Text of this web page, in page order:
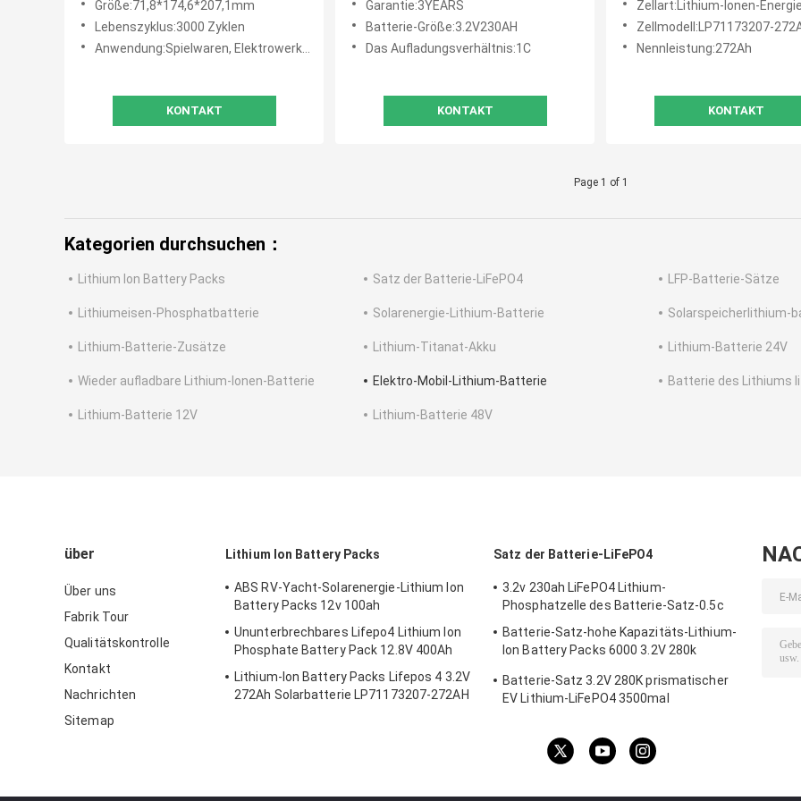
Größe:71,8*174,6*207,1mm
Lebenszyklus:3000 Zyklen
Anwendung:Spielwaren, Elektrowerkzeuge, Haushaltsgeräte, Unterhaltungselektronik, BOOTE, Golfmobile, UNTERSEEB
KONTAKT
Garantie:3YEARS
Batterie-Größe:3.2V230AH
Das Aufladungsverhältnis:1C
KONTAKT
Zellart:Lithium-Ionen-
Zellmodell:LP71173207-
Nennleistung:272Ah
KONTAKT
Page 1 of 1
Kategorien durchsuchen：
Lithium Ion Battery Packs Satz der Batterie-LiFePO4 LFP-Batterie-Sätze
Lithiumeisen-Phosphatbatterie Solarenergie-Lithium-Batterie Solarspeicherlithium-
Lithium-Batterie-Zusätze Lithium-Titanat-Akku Lithium-Batterie 24V
Wieder aufladbare Lithium-Ionen-Batterie Elektro-Mobil-Lithium-Batterie Batterie des Lithiums
Lithium-Batterie 12V Lithium-Batterie 48V
über
Über uns
Fabrik Tour
Qualitätskontrolle
Kontakt
Nachrichten
Sitemap
Lithium Ion Battery Packs
ABS RV-Yacht-Solarenergie-Lithium Ion
Battery Packs 12v 100ah
Ununterbrechbares Lifepo4 Lithium Ion
Phosphate Battery Pack 12.8V 400Ah
Lithium-Ion Battery Packs Lifepos 4 3.2V
272Ah Solarbatterie LP71173207-272AH
Satz der Batterie-LiFePO4
3.2v 230ah LiFePO4 Lithium-
Phosphatzelle des Batterie-Satz-0.5c
Batterie-Satz-hohe Kapazitäts-Lithium-
Ion Battery Packs 6000 3.2V 280k
Batterie-Satz 3.2V 280K prismatischer
EV Lithium-LiFePO4 3500mal